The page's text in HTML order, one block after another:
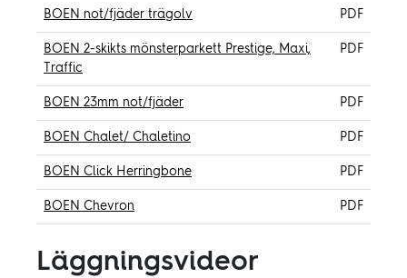
BOEN not/fjäder trägolv PDF
BOEN 2-skikts mönsterparkett Prestige, Maxi,
Traffic
PDF
BOEN 23mm not/fjäder PDF
BOEN Chalet/ Chaletino PDF
BOEN Click Herringbone PDF
BOEN Chevron PDF
Läggningsvideor